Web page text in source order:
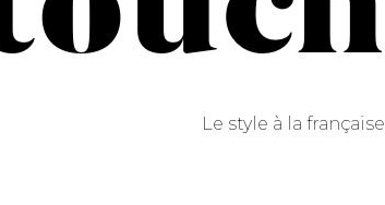
Le style à la française